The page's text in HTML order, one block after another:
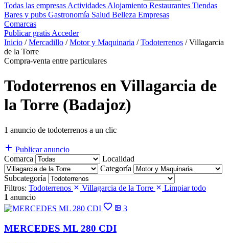
Todas las empresas Actividades Alojamiento Restaurantes Tiendas
Bares y pubs Gastronomía Salud Belleza Empresas
Comarcas
Publicar gratis Acceder
Inicio / Mercadillo / Motor y Maquinaria / Todoterrenos / Villagarcia
de la Torre
Compra-venta entre particulares
Todoterrenos en Villagarcia de
la Torre (Badajoz)
1 anuncio de todoterrenos a un clic
Publicar anuncio
Comarca
Localidad
Categoría
Subcategoría
Filtros: Todoterrenos Villagarcia de la Torre
Limpiar todo
1 anuncio
3
MERCEDES ML 280 CDI